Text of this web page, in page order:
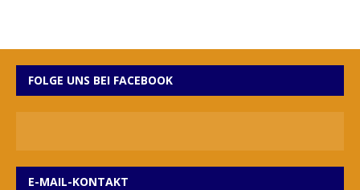
FOLGE UNS BEI FACEBOOK
E-MAIL-KONTAKT